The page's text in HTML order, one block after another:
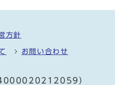
方針
お問い合わせ
4000020212059）